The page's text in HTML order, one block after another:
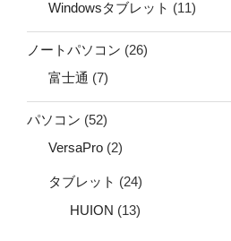
Windowsタブレット (11)
ノートパソコン (26)
富士通 (7)
パソコン (52)
VersaPro (2)
タブレット (24)
HUION (13)